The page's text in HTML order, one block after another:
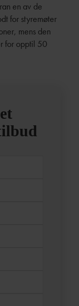
en av de
for styremøter
mens den
for opptil 50